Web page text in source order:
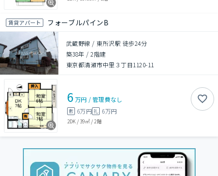
賃貸アパート フォーブルパインB
武蔵野線 / 東所沢駅 徒歩24分
築38年 /2階建
東京都清瀬市中里３丁目1120-11
6 万円 /管理費なし
敷 6万円礼 6万円
2DK /39㎡/ 2階